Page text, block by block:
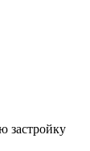
застройку